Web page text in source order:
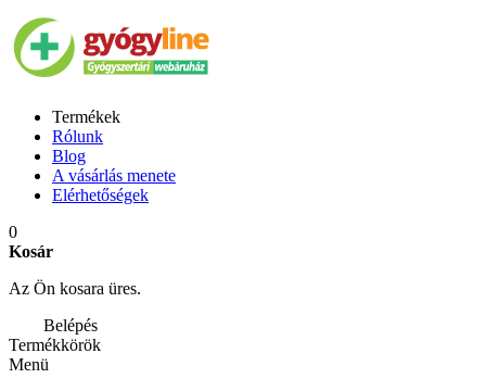
Termékek
Rólunk
Blog
A vásárlás menete
Elérhetőségek
0
Kosár
Az Ön kosara üres.
Belépés
Termékkörök
Menü